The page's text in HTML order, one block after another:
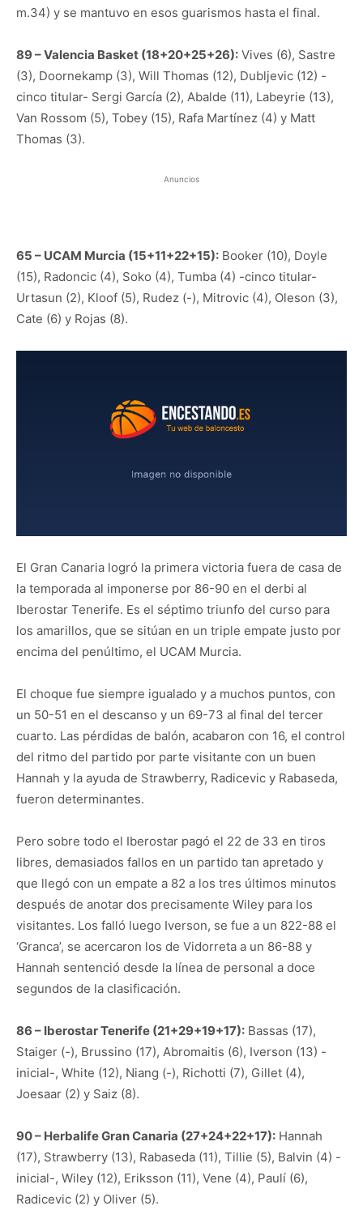
m.34) y se mantuvo en esos guarismos hasta el final.
89 – Valencia Basket (18+20+25+26): Vives (6), Sastre
(3), Doornekamp (3), Will Thomas (12), Dubljevic (12) -
cinco titular- Sergi García (2), Abalde (11), Labeyrie (13),
Van Rossom (5), Tobey (15), Rafa Martínez (4) y Matt
Thomas (3).
Anuncios
65 – UCAM Murcia (15+11+22+15): Booker (10), Doyle
(15), Radoncic (4), Soko (4), Tumba (4) -cinco titular-
Urtasun (2), Kloof (5), Rudez (-), Mitrovic (4), Oleson (3),
Cate (6) y Rojas (8).
El Gran Canaria logró la primera victoria fuera de casa de
la temporada al imponerse por 86-90 en el derbi al
Iberostar Tenerife. Es el séptimo triunfo del curso para
los amarillos, que se sitúan en un triple empate justo por
encima del penúltimo, el UCAM Murcia.
El choque fue siempre igualado y a muchos puntos, con
un 50-51 en el descanso y un 69-73 al final del tercer
cuarto. Las pérdidas de balón, acabaron con 16, el control
del ritmo del partido por parte visitante con un buen
Hannah y la ayuda de Strawberry, Radicevic y Rabaseda,
fueron determinantes.
Pero sobre todo el Iberostar pagó el 22 de 33 en tiros
libres, demasiados fallos en un partido tan apretado y
que llegó con un empate a 82 a los tres últimos minutos
después de anotar dos precisamente Wiley para los
visitantes. Los falló luego Iverson, se fue a un 822-88 el
‘Granca’, se acercaron los de Vidorreta a un 86-88 y
Hannah sentenció desde la línea de personal a doce
segundos de la clasificación.
86 – Iberostar Tenerife (21+29+19+17): Bassas (17),
Staiger (-), Brussino (17), Abromaitis (6), Iverson (13) -
inicial-, White (12), Niang (-), Richotti (7), Gillet (4),
Joesaar (2) y Saiz (8).
90 – Herbalife Gran Canaria (27+24+22+17): Hannah
(17), Strawberry (13), Rabaseda (11), Tillie (5), Balvin (4) -
inicial-, Wiley (12), Eriksson (11), Vene (4), Paulí (6),
Radicevic (2) y Oliver (5).